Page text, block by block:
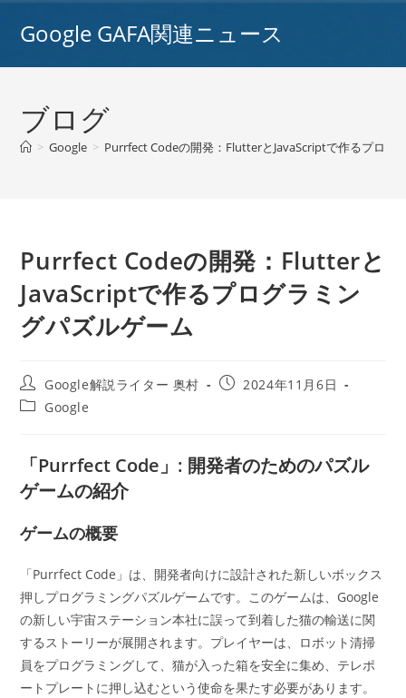
Google GAFA関連ニュース
ブログ
> Google > Purrfect Codeの開発：FlutterとJavaScriptで作るプログ
Purrfect Codeの開発：Flutterと
JavaScriptで作るプログラミン
グパズルゲーム
投
稿
者:
Google解説ライター 奥村
投
日:
2024年11月6日
投
テ
リ
Google
「Purrfect Code」: 開発者のためのパズル
ゲームの紹介
ゲームの概要
「Purrfect Code」は、開発者向けに設計された新しいボックス
押しプログラミングパズルゲームです。このゲームは、Google
の新しい宇宙ステーション本社に誤って到着した猫の輸送に関
するストーリーが展開されます。プレイヤーは、ロボット清掃
員をプログラミングして、猫が入った箱を安全に集め、テレポ
ートプレートに押し込むという使命を果たす必要があります。